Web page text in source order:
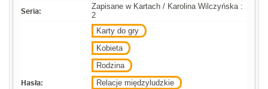
Seria:
Zapisane w Kartach / Karolina Wilczyńska :
2
Hasła:
Karty do gry
Kobieta
Rodzina
Relacje międzyludzkie